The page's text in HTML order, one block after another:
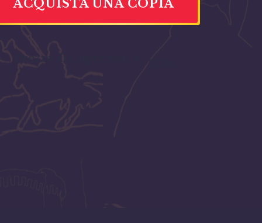
ACQUISTA UNA COPIA
Prezzo di Copertina: